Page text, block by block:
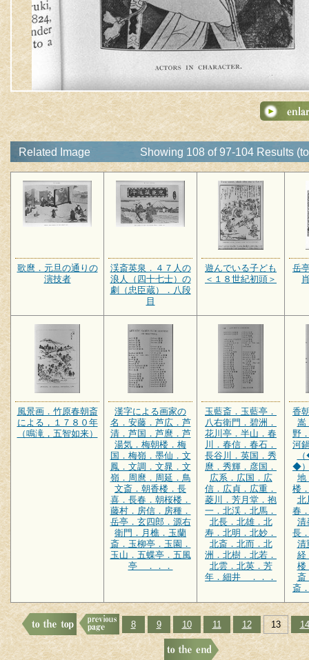
Related Image Showing 108 of 97-104 Results
歌麿．元旦の通りの
演技者
渓斎英泉．４７人の
浪人（四十七士）の
劇（忠臣蔵）．八段
目
遊んでいる子ども
＜１８世紀初頭＞
岳
風景画．竹原春朝斎
による，１７８０年
（鳴滝，五智如来）
漢字による画家の
名．安藤．芦広．芦
清．芦国．芦麿．芦
湯気．梅朝楼．梅
国．梅嶺．墨仙．文
鳳．文調．文晁．文
嶺．周麿．周延．鳥
文斎．朝香楼．長
喜．長春．朝桜楼．
藤村．房信．房種．
岳亭．玄四郎．源右
衛門．月樵．玉蘭
斎．玉柳亭．玉園．
玉山．五蝶亭．五風
亭 ．．．
玉藍斎．玉藍亭．
八右衛門．碧洲．
花川亭．半山．春
川．春信．春石．
長谷川．英国．秀
麿．秀輝．彦国．
広系．広国．広
信．広貞．広重．
菱川．芳月堂．抱
一．北渓．北馬．
北長．北雄．北
寿．北明．北妙．
北斎．北而．北
洲．北樹．北若．
北雲．北英．芳
年．細井 ．．．
香
嵩
野
河
◆）
地
楼
北
春
清
長
清
経
楼
斎
斎
8 9 10 11 12 13 14